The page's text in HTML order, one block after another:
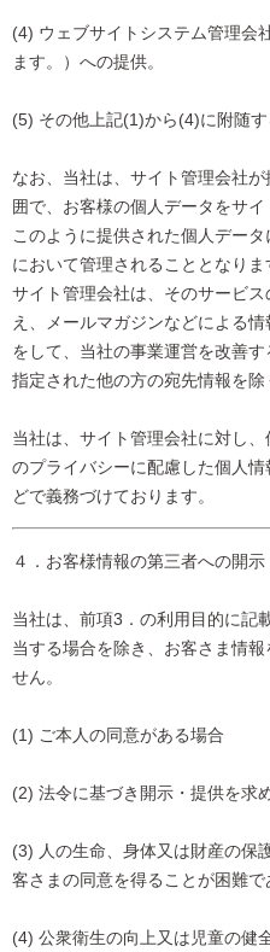
(4) ウェブサイトシステム管理会
ます。）への提供。
(5) その他上記(1)から(4)に附随
なお、当社は、サイト管理会社
囲で、お客様の個人データをサイ
このように提供された個人デー
において管理されることとなりま
サイト管理会社は、そのサービ
え、メールマガジンなどによる
をして、当社の事業運営を改善
指定された他の方の宛先情報を除
当社は、サイト管理会社に対し
のプライバシーに配慮した個人
どで義務づけております。
４．お客様情報の第三者への開示
当社は、前項3．の利用目的に記
当する場合を除き、お客さま情
せん。
(1) ご本人の同意がある場合
(2) 法令に基づき開示・提供を求
(3) 人の生命、身体又は財産の保
客さまの同意を得ることが困難で
(4) 公衆衛生の向上又は児童の健